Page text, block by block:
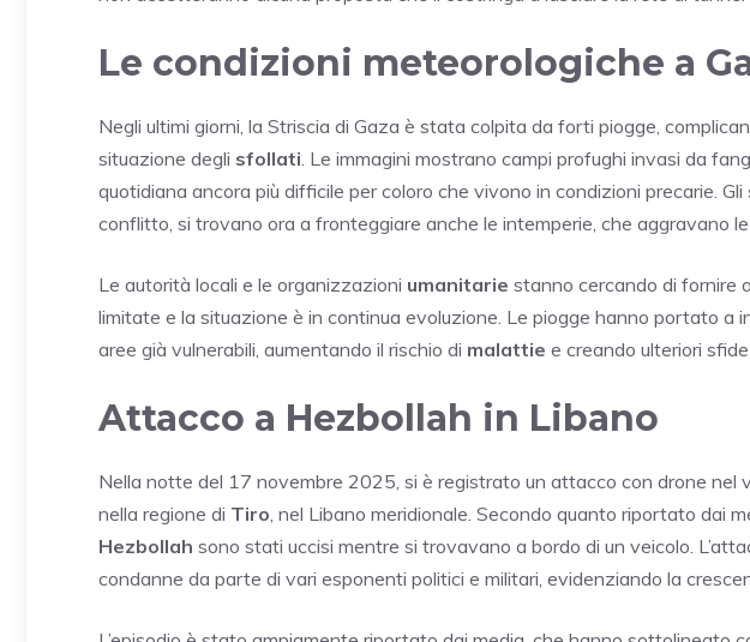
Le condizioni meteorologiche a
Negli ultimi giorni, la Striscia di Gaza è stata colpita da forti piogge,
situazione degli sfollati. Le immagini mostrano campi profughi invasi da
quotidiana ancora più difficile per coloro che vivono in condizioni precarie. Gli
conflitto, si trovano ora a fronteggiare anche le intemperie, che aggravano
Le autorità locali e le organizzazioni umanitarie stanno cercando di fornire
limitate e la situazione è in continua evoluzione. Le piogge hanno portato a
aree già vulnerabili, aumentando il rischio di malattie e creando ulteriori
Attacco a Hezbollah in Libano
Nella notte del 17 novembre 2025, si è registrato un attacco con drone nel
nella regione di Tiro, nel Libano meridionale. Secondo quanto riportato dai
Hezbollah sono stati uccisi mentre si trovavano a bordo di un veicolo.
condanne da parte di vari esponenti politici e militari, evidenziando la